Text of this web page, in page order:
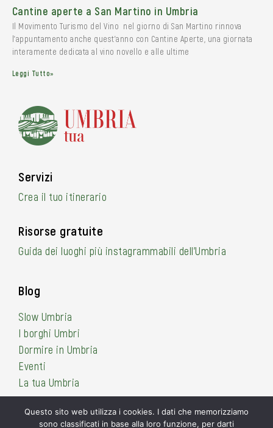
Cantine aperte a San Martino in Umbria
Il Movimento Turismo del Vino nel giorno di San Martino rinnova
l’appuntamento anche quest’anno con Cantine Aperte, una giornata
interamente dedicata al vino novello e alle ultime
Leggi Tutto»
Servizi
Crea il tuo itinerario
Risorse gratuite
Guida dei luoghi più instagrammabili dell’Umbria
Blog
Slow Umbria
I borghi Umbri
Dormire in Umbria
Eventi
La tua Umbria
Questo sito web utilizza i cookies. I dati che memorizziamo
sono classificati in base alla loro funzione, per darti